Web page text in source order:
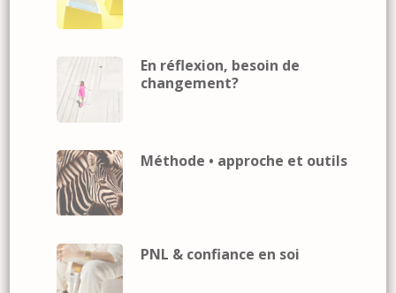
En réflexion, besoin de
changement?
Méthode • approche et outils
PNL & confiance en soi